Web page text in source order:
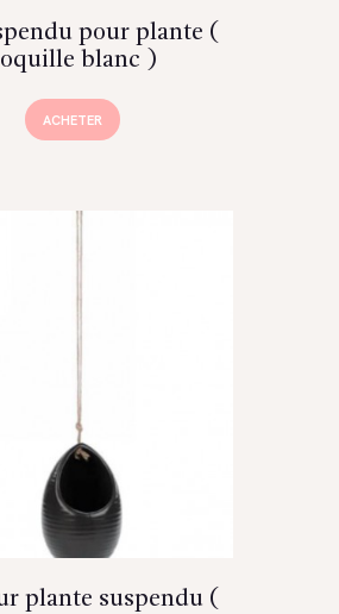
pour plante (
blanc )
ACHETER
plante suspendu (